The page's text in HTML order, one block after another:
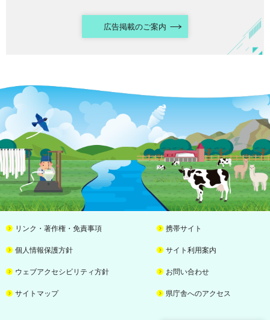
広告掲載のご案内
リンク・著作権・免責事項 携帯サイト
個人情報保護方針 サイト利用案内
ウェブアクセシビリティ方針 お問い合わせ
サイトマップ 県庁舎へのアクセス